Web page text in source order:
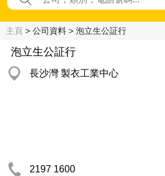
主頁 > 公司資料 > 泡立生公証行
泡立生公証行
長沙灣 製衣工業中心
2197 1600